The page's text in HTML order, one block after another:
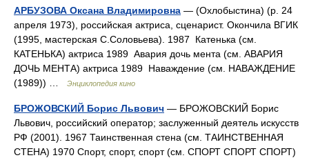
АРБУЗОВА Оксана Владимировна — (Охлобыстина) (р. 24
апреля 1973), российская актриса, сценарист. Окончила ВГИК
(1995, мастерская С.Соловьева). 1987 Катенька (см.
КАТЕНЬКА) актриса 1989 Авария дочь мента (см. АВАРИЯ
ДОЧЬ МЕНТА) актриса 1989 Наваждение (см. НАВАЖДЕНИЕ
(1989)) …
Энциклопедия кино
БРОЖОВСКИЙ Борис Львович — БРОЖОВСКИЙ Борис
Львович, российский оператор; заслуженный деятель искусств
РФ (2001). 1967 Таинственная стена (см. ТАИНСТВЕННАЯ
СТЕНА) 1970 Спорт, спорт, спорт (см. СПОРТ СПОРТ СПОРТ)